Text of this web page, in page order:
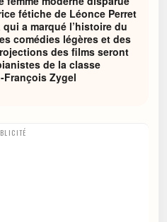
fétiche de Léonce Perret
a marqué l’histoire du
comédies légères et des
des films seront
de la classe
François Zygel